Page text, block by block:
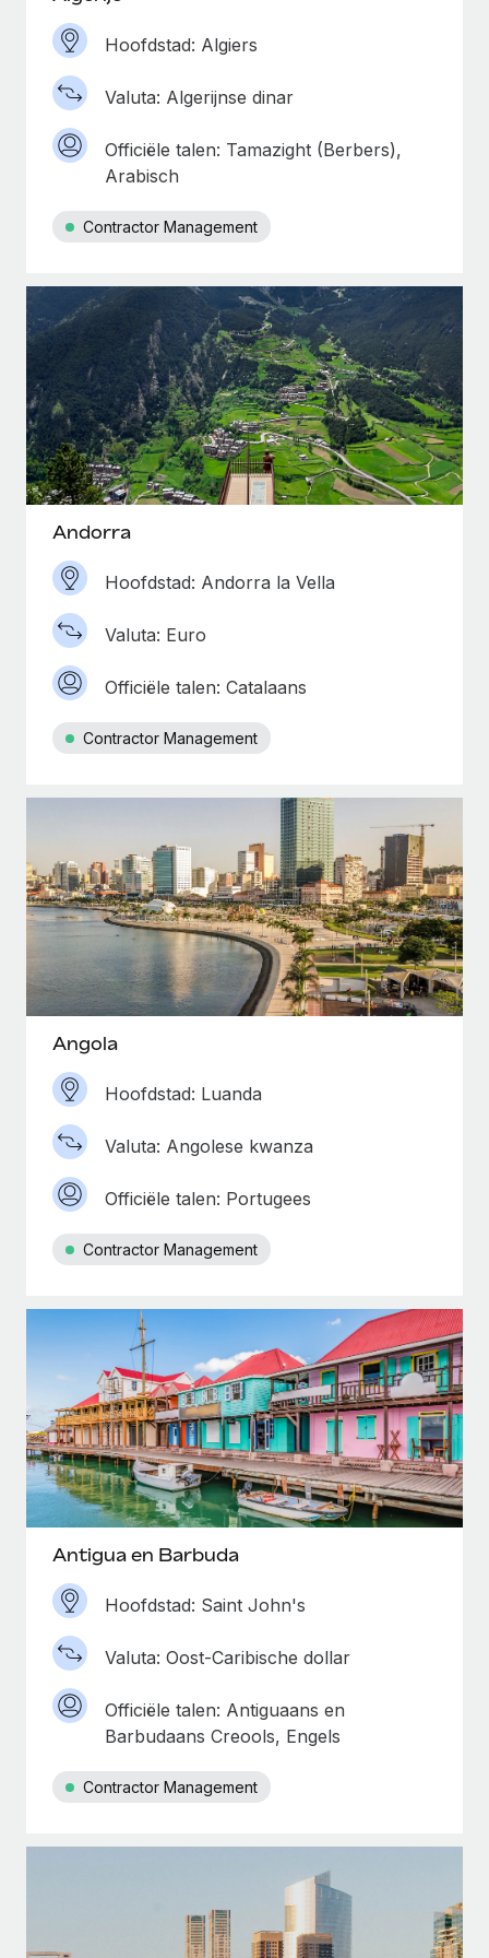
Hoofdstad: Algiers
Valuta: Algerijnse dinar
Officiële talen: Tamazight (Berbers),
Arabisch
Contractor Management
Andorra
Hoofdstad: Andorra la Vella
Valuta: Euro
Officiële talen: Catalaans
Contractor Management
Angola
Hoofdstad: Luanda
Valuta: Angolese kwanza
Officiële talen: Portugees
Contractor Management
Antigua en Barbuda
Hoofdstad: Saint John's
Valuta: Oost-Caribische dollar
Officiële talen: Antiguaans en
Barbudaans Creools, Engels
Contractor Management